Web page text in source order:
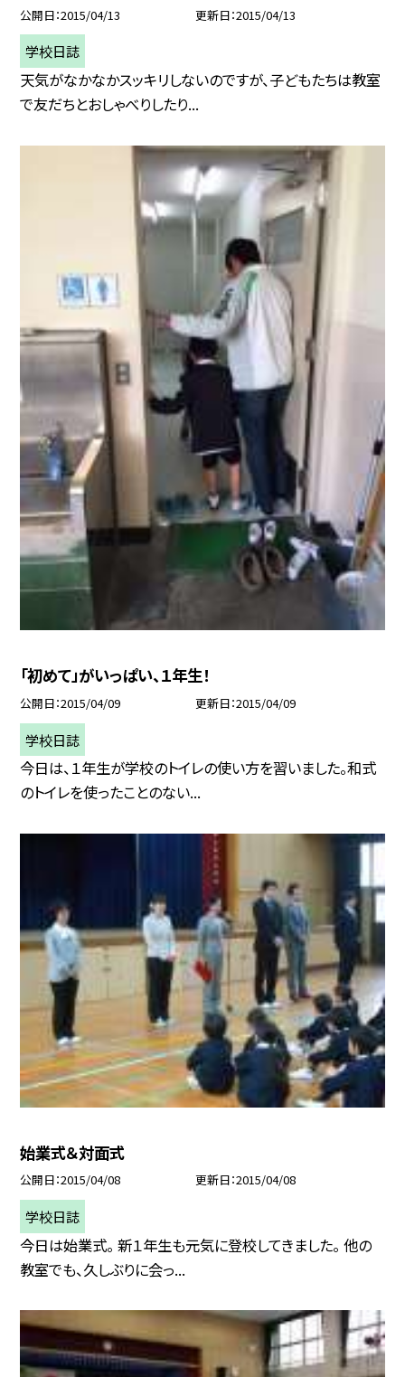
公開日 2015/04/13 更新日 2015/04/13
学校日誌
天気がなかなかスッキリしないのですが、子どもたちは教室
で友だちとおしゃべりしたり...
「初めて」がいっぱい、１年生！
公開日 2015/04/09 更新日 2015/04/09
学校日誌
今日は、１年生が学校のトイレの使い方を習いました。和式
のトイレを使ったことのない...
始業式＆対面式
公開日 2015/04/08 更新日 2015/04/08
学校日誌
今日は始業式。 新１年生も元気に登校してきました。 他の
教室でも、久しぶりに会っ...